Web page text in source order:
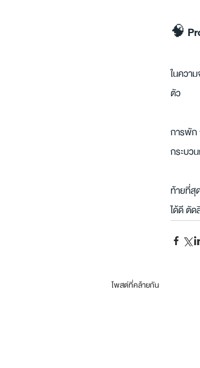
🧠
ในควา
ตัว
การพัก
กระบว
ท้ายที่สุ
ได้ดี ตัด
โพสต์ที่คล้ายกัน